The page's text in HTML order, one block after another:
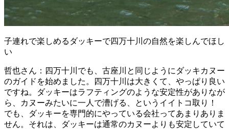
子連れで楽しめるダッキーで四万十川の自然を楽しんでほし
い
哲也さん：四万十川でも、古座川と同じようにダッキカヌー
のガイドを始めました。四万十川は大きくて、やっぱり良い
ですね。ダッキーはラフティングのような安定性がありなが
ら、カヌーみたいに一人で漕げる、というイイトコ取り！
でも、ダッキーを専門的にやっている会社ってあまりありま
せん。それは、ダッキーは通常のカヌーよりも安定していて